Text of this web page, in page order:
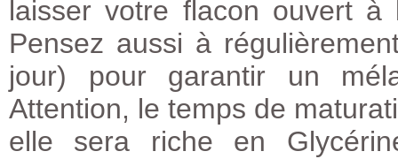
laisser votre flacon ouvert
Pensez aussi à
jour) pour garantir un
Attention, le temps de
elle sera riche en